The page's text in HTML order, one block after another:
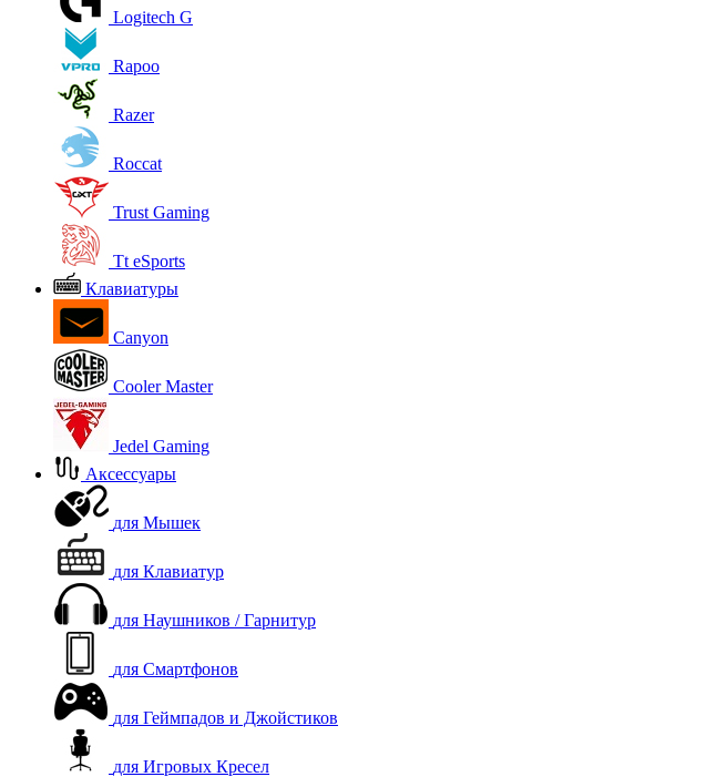
Logitech G
Rapoo
Razer
Roccat
Trust Gaming
Tt eSports
Клавиатуры
Canyon
Cooler Master
Jedel Gaming
Аксессуары
для Мышек
для Клавиатур
для Наушников / Гарнитур
для Смартфонов
для Геймпадов и Джойстиков
для Игровых Кресел